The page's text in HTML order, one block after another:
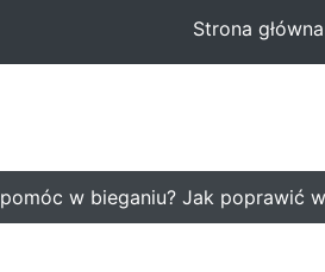
Strona główna
w bieganiu? Jak poprawić